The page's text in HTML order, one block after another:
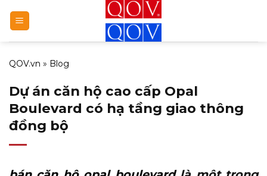
qua
nội
dung
QOV.vn » Blog
Dự án căn hộ cao cấp Opal
Boulevard có hạ tầng giao thông
đồng bộ